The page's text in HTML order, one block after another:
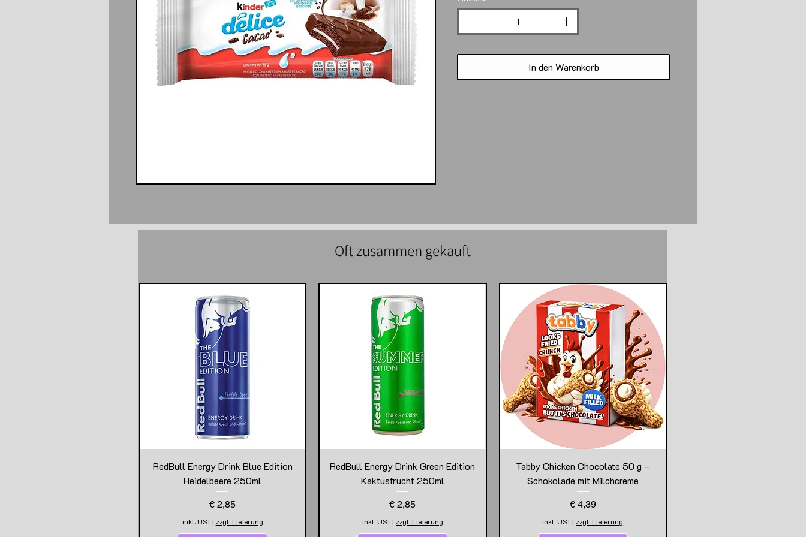
In den Warenkorb
Oft zusammen gekauft
RedBull Energy Drink Blue Edition
Heidelbeere 250ml
Preis
€ 2,85
inkl. USt| zzgl. Lieferung
RedBull Energy Drink Green Edition
Kaktusfrucht 250ml
Preis
€ 2,85
inkl. USt| zzgl. Lieferung
Tabby Chicken Chocolate 50 g –
Schokolade mit Milchcreme
Preis
€ 4,39
inkl. USt |zzgl. Lieferung